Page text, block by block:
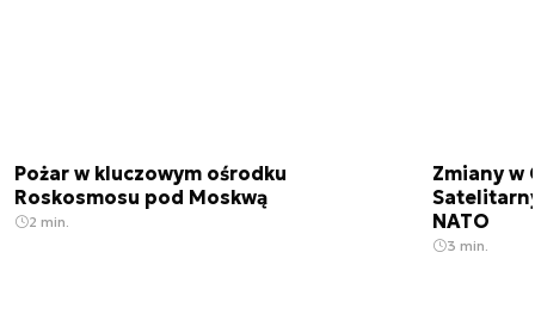
Pożar w kluczowym ośrodku
Roskosmosu pod Moskwą
2 min.
Zmiany w
NATO
3 min.